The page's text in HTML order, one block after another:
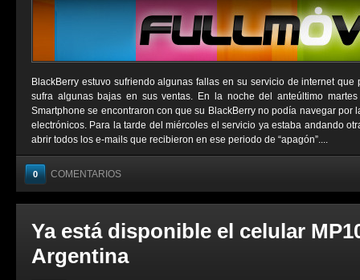
BlackBerry estuvo sufriendo algunas fallas en su servicio de internet
sufra algunas bajas en sus ventas. En la noche del anteúltimo
Smartphone se encontraron con que su BlackBerry no podía navegar por
electrónicos. Para la tarde del miércoles el servicio ya estaba andando
abrir todos los e-mails que recibieron en ese periodo de “apagón”....
0 COMENTARIOS
Ya está disponible el celular
Argentina